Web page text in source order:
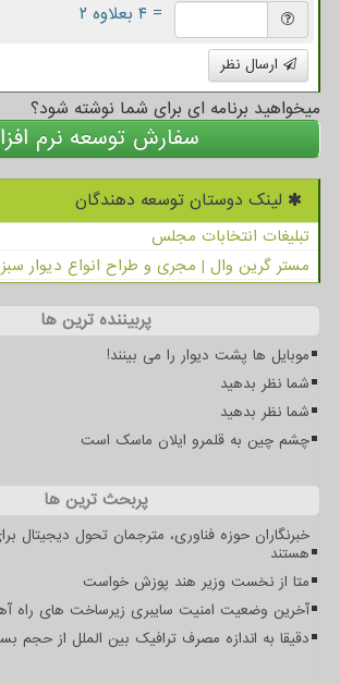
= ۴ بعلاوه ۲
ارسال نظر
میخواهید برنامه ای برای شما نوشته شود؟
سفارش توسعه نرم
لینک دوستان توسعه دهندگان
تبلیغات انتخابات مجلس
مستر گرین وال | مجری و طراح انواع دیوار سبز
پربیننده ترین ها
موبایل ها پشت دیوار را می بینند!
شما نظر بدهید
شما نظر بدهید
چشم چین به قلمرو ایلان ماسک است
پربحث ترین ها
خبرنگاران حوزه فناوری، مترجمان تحول دیجیتال
هستند
متا از نخست وزیر هند پوزش خواست
آخرین وضعیت امنیت سایبری زیرساخت های راه
دقیقا به اندازه مصرف ترافیک بین الملل از حجم